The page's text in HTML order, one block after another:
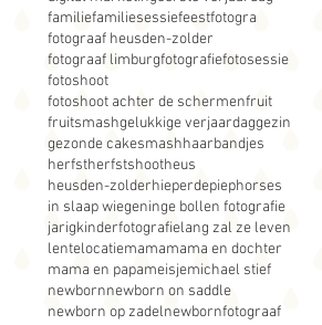
familiefamiliesessiefeestfotogra
fotograaf heusden-zolder
fotograaf limburgfotografiefotosessie
fotoshoot
fotoshoot achter de schermenfruit
fruitsmashgelukkige verjaardaggezin
gezonde cakesmashhaarbandjes
herfstherfstshootheus
heusden-zolderhieperdepiephorses
in slaap wiegeninge bollen fotografie
jarigkinderfotografielang zal ze leven
lentelocatiemamamama en dochter
mama en papameisjemichael stief
newbornnewborn on saddle
newborn op zadelnewbornfotograaf